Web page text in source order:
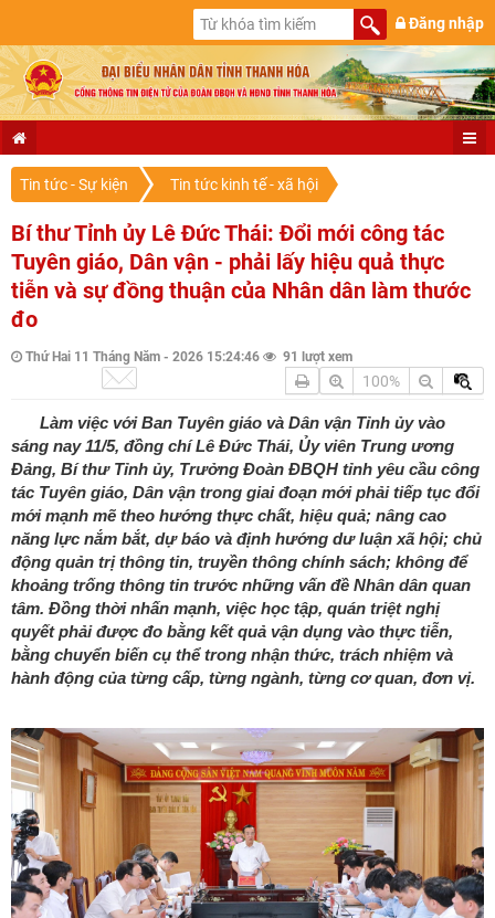
Đăng nhập
Tin tức - Sự kiện Tin tức kinh tế - xã hội
Bí thư Tỉnh ủy Lê Đức Thái: Đổi mới công tác
Tuyên giáo, Dân vận - phải lấy hiệu quả thực
tiễn và sự đồng thuận của Nhân dân làm thước
đo
Thứ Hai 11 Tháng Năm - 2026 15:24:46 91 lượt xem
100%
Làm việc với Ban Tuyên giáo và Dân vận Tỉnh ủy vào
sáng nay 11/5, đồng chí Lê Đức Thái, Ủy viên Trung ương
Đảng, Bí thư Tỉnh ủy, Trưởng Đoàn ĐBQH tỉnh yêu cầu công
tác Tuyên giáo, Dân vận trong giai đoạn mới phải tiếp tục đổi
mới mạnh mẽ theo hướng thực chất, hiệu quả; nâng cao
năng lực nắm bắt, dự báo và định hướng dư luận xã hội; chủ
động quản trị thông tin, truyền thông chính sách; không để
khoảng trống thông tin trước những vấn đề Nhân dân quan
tâm. Đồng thời nhấn mạnh, việc học tập, quán triệt nghị
quyết phải được đo bằng kết quả vận dụng vào thực tiễn,
bằng chuyển biến cụ thể trong nhận thức, trách nhiệm và
hành động của từng cấp, từng ngành, từng cơ quan, đơn vị.